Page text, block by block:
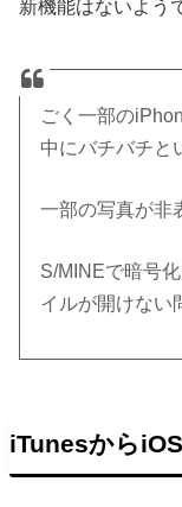
新機能はないよう
ごく一部の
中にバチバチと
一部の写真が非
S/MINEで暗号
イルが開けない
iTunesから